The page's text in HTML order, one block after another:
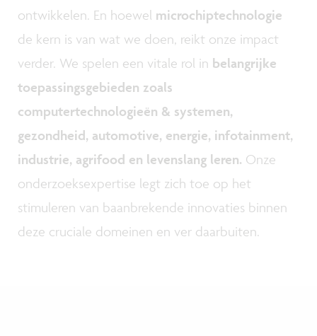
ontwikkelen. En hoewel microchiptechnologie
de kern is van wat we doen, reikt onze impact
verder. We spelen een vitale rol in belangrijke
toepassingsgebieden zoals
computertechnologieën & systemen,
gezondheid, automotive, energie, infotainment,
industrie, agrifood en levenslang leren. Onze
onderzoeksexpertise legt zich toe op het
stimuleren van baanbrekende innovaties binnen
deze cruciale domeinen en ver daarbuiten.